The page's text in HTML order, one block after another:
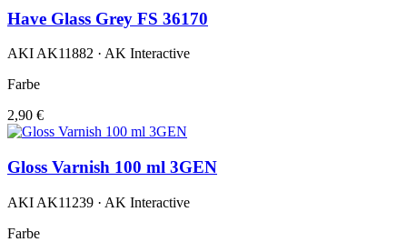
Have Glass Grey FS 36170
AKI AK11882 · AK Interactive
Farbe
2,90 €
Gloss Varnish 100 ml 3GEN
AKI AK11239 · AK Interactive
Farbe